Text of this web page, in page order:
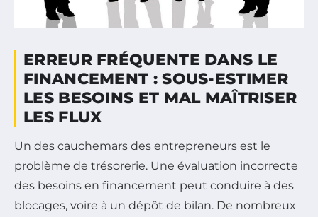
ERREUR FRÉQUENTE DANS LE
FINANCEMENT : SOUS-ESTIMER
LES BESOINS ET MAL MAÎTRISER
LES FLUX
Un des cauchemars des entrepreneurs est le
problème de trésorerie. Une évaluation incorrecte
des besoins en financement peut conduire à des
blocages, voire à un dépôt de bilan. De nombreux